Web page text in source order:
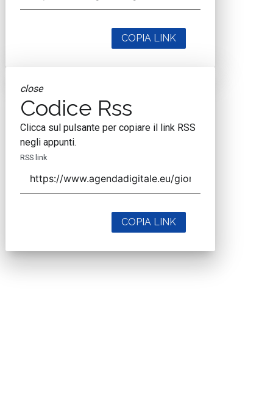
COPIA LINK
close
Codice Rss
Clicca sul pulsante per copiare il link RSS
negli appunti.
RSS link
COPIA LINK